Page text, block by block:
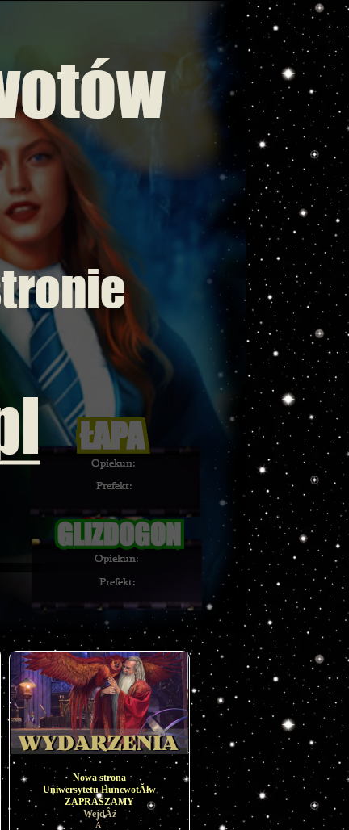
Nowa strona
Uniwersytetu HuncwotĂłw
ZAPRASZAMY
WejdÂź
Â